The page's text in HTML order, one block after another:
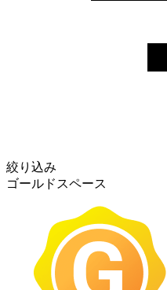
絞り込み
ゴールドスペース